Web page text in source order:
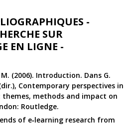
-
SUR
EN LIGNE -
(2006). Introduction. Dans G.
Contemporary perspectives in
themes, methods and impact on
Routledge.
of e‐learning research from